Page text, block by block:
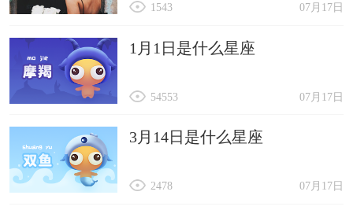
07月17日
1543
1月1日是什么星座
07月17日
54553
3月14日是什么星座
07月17日
2478